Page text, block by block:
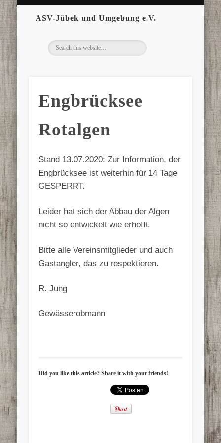
ASV-Jübek und Umgebung e.V.
Engbrücksee
Rotalgen
Stand 13.07.2020: Zur Information, der
Engbrücksee ist weiterhin für 14 Tage
GESPERRT.
Leider hat sich der Abbau der Algen
nicht so entwickelt wie erhofft.
Bitte alle Vereinsmitglieder und auch
Gastangler, das zu respektieren.
R. Jung
Gewässerobmann
Did you like this article? Share it with your friends!